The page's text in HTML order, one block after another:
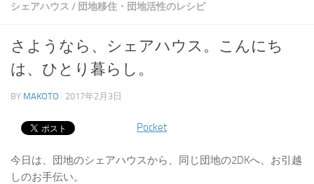
シェアハウス / 団地移住・団地活性のレシピ
さようなら、シェアハウス。こんにち
は、ひとり暮らし。
BY MAKOTO · 2017年2月3日
Pocket
今日は、団地のシェアハウスから、同じ団地の2DKへ、お引越
しのお手伝い。